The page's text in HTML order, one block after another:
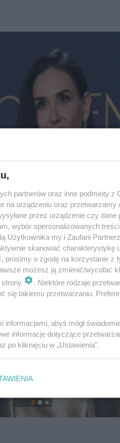
partnerów oraz inne podmioty
na urządzeniu oraz przetwarzamy
przez urządzenie czy
wybór spersonalizowanych
Użytkownika my i Zaufani
skanować charakterystykę
prosimy o zgodę na korzystanie z
możesz ją zmienić/wycofać
strony
. Niektóre rodzaje
się takiemu przetwarzaniu.
informacjami, abyś mógł
informacje dotyczące
po kliknięciu w „Ustawienia”.